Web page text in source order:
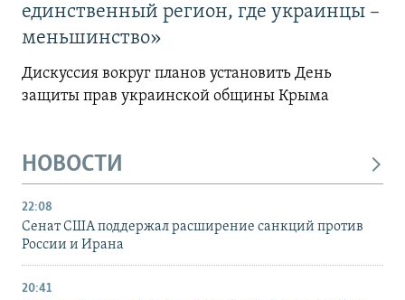
единственный регион, где украинцы –
меньшинство»
Дискуссия вокруг планов установить День
защиты прав украинской общины Крыма
НОВОСТИ
22:08
Сенат США поддержал расширение санкций против
России и Ирана
20:41